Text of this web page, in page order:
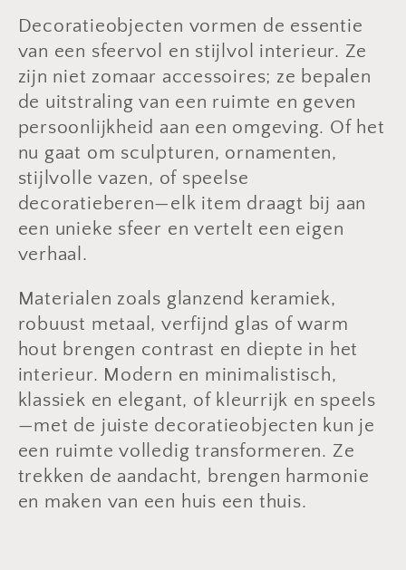
t
i
e
:
Decoratieobjecten vormen de essentie
van een sfeervol en stijlvol interieur. Ze
zijn niet zomaar accessoires; ze bepalen
de uitstraling van een ruimte en geven
persoonlijkheid aan een omgeving. Of het
nu gaat om sculpturen, ornamenten,
stijlvolle vazen, of speelse
decoratieberen—elk item draagt bij aan
een unieke sfeer en vertelt een eigen
verhaal.
Materialen zoals glanzend keramiek,
robuust metaal, verfijnd glas of warm
hout brengen contrast en diepte in het
interieur. Modern en minimalistisch,
klassiek en elegant, of kleurrijk en speels
—met de juiste decoratieobjecten kun je
een ruimte volledig transformeren. Ze
trekken de aandacht, brengen harmonie
en maken van een huis een thuis.